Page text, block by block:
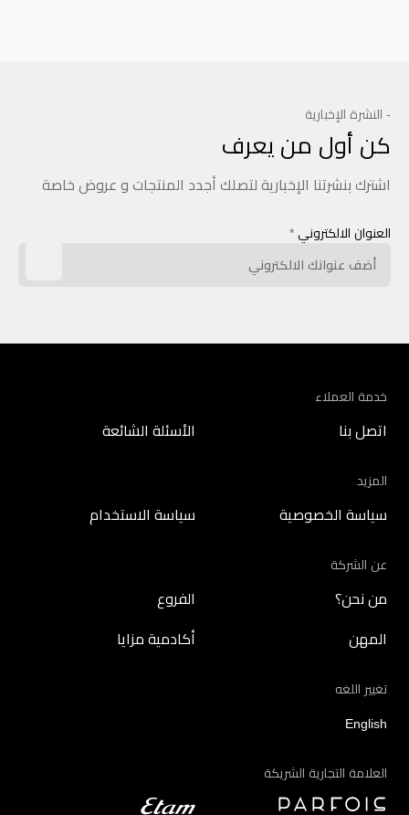
- النشرة الإخبارية
كن أول من يعرف
اشترك بنشرتنا الإخبارية لتصلك أجدد المنتجات و عروض خاصة
العنوان الالكتروني *
خدمة العملاء
اتصل بنا الأسئلة الشائعة
المزيد
سياسة الخصوصية سياسة الاستخدام
عن الشركة
من نحن؟ الفروع
المهن أكادمية مزايا
تغيير اللغه
English
العلامة التجارية الشريكة